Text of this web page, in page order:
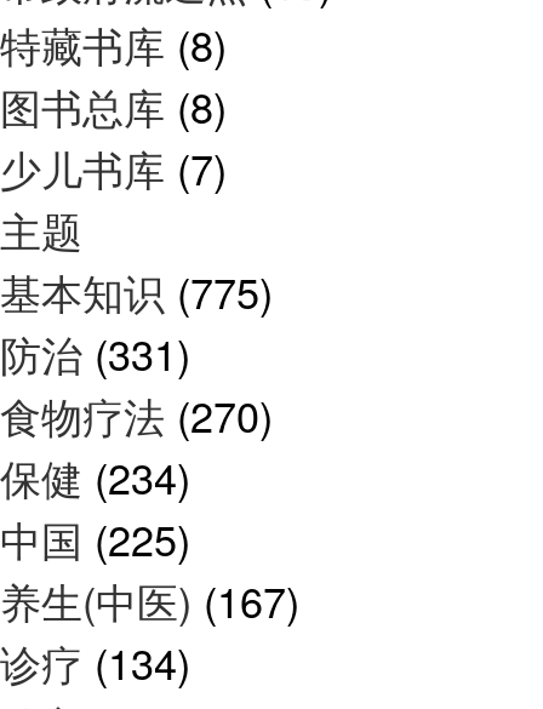
特藏书库 (8)
图书总库 (8)
少儿书库 (7)
主题
基本知识 (775)
防治 (331)
食物疗法 (270)
保健 (234)
中国 (225)
养生(中医) (167)
诊疗 (134)